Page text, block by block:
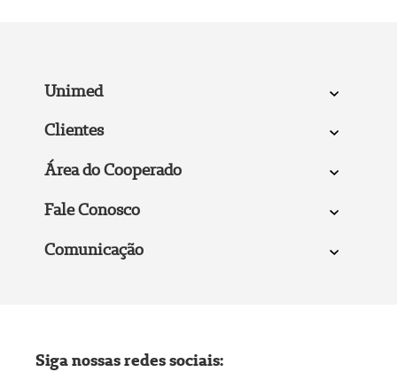
Unimed
Clientes
Área do Cooperado
Fale Conosco
Comunicação
Siga nossas redes sociais: